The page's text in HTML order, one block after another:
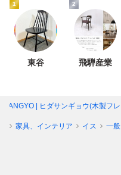
1
東谷
2
飛騨産業
SANGYO | ヒダサンギョウ(木製フ
家具、インテリア イス 一般